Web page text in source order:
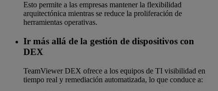
Esto permite a las empresas mantener la flexibilidad
arquitectónica mientras se reduce la proliferación de
herramientas operativas.
Ir más allá de la gestión de dispositivos con
DEX
TeamViewer DEX ofrece a los equipos de TI visibilidad en
tiempo real y remediación automatizada, lo que conduce a: